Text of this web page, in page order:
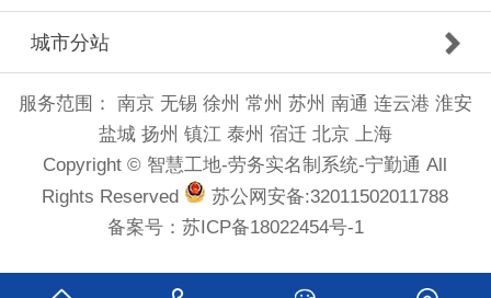
城市分站
服务范围： 南京 无锡 徐州 常州 苏州 南通 连云港 淮安
盐城 扬州 镇江 泰州 宿迁 北京 上海
Copyright © 智慧工地-劳务实名制系统-宁勤通 All
Rights Reserved
苏公网安备:32011502011788
备案号：苏ICP备18022454号-1